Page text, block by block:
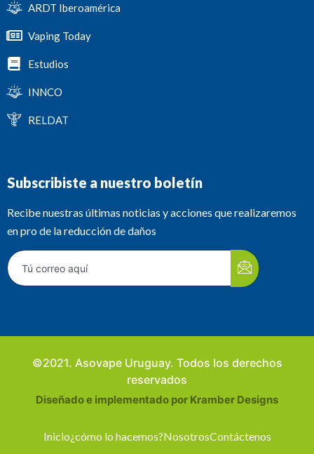
ARDT Iberoamérica
Vaping Today
Estudios
INNCO
RELDAT
Subscribiste a nuestro boletín
Recibe nuestras últimas noticias y acciones que realizaremos
en pro de la reducción de daños
©2021. Asovape Uruguay. Todos los derechos
reservados
Diseñado e implementado por Kramber Designs
Inicio¿cómo lo hacemos?NosotrosContáctenos